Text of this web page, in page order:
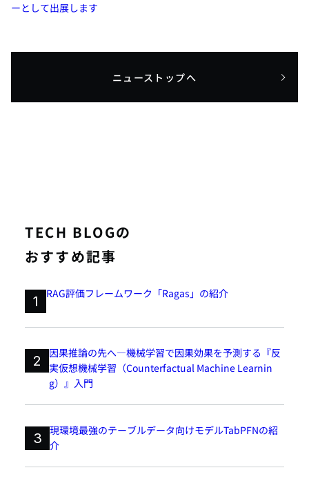
ーとして出展します
ニューストップへ
TECH BLOGの
おすすめ記事
1 RAG評価フレームワーク「Ragas」の紹介
2
因果推論の先へ―機械学習で因果効果を予測する『反
実仮想機械学習（Counterfactual Machine Learnin
g）』入門
3 現環境最強のテーブルデータ向けモデルTabPFNの紹
介